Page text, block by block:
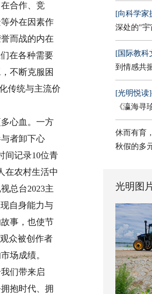
合作、竞
外在因素作
而战的内在
在各种需要
不断克服困
传统与主流价
心血。一方
者卸下心
间记录10位青
在农村生活中
总台2023主
自身能力与
事，也使节
众被创作者
场成绩。
们带来启
抱时代、拥
[向科学家
深处的"宇
[国际教科
到情感共
[光明悦读]
《瀛海寻
休而有育
秋假的多
光明图